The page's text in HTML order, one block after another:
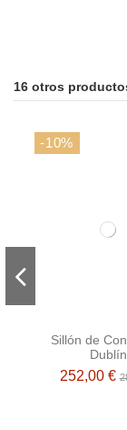
16 otros
-10%
Sillón de
Dublín
252,00 €